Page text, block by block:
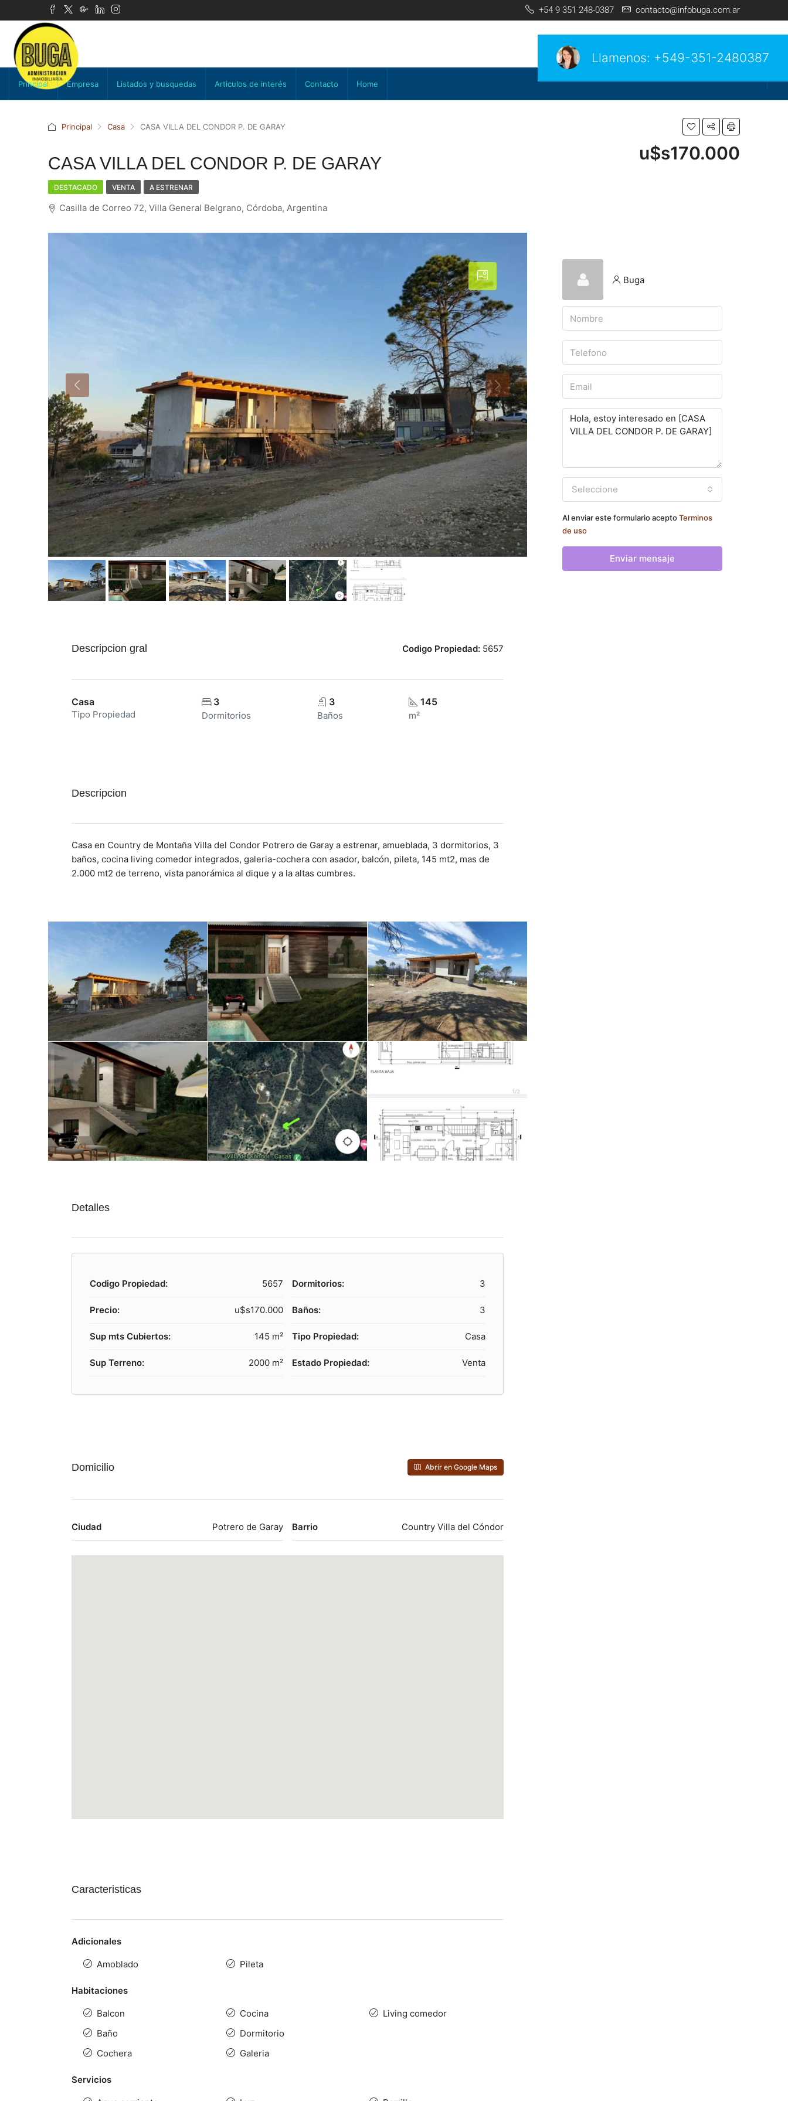
+54 9 351 248-0387 contacto@infobuga.com.ar
Llamenos: +549-351-2480387
Principal Empresa Listados y busquedas Articulos de interés Contacto Home
Principal Casa CASA VILLA DEL CONDOR P. DE GARAY
CASA VILLA DEL CONDOR P. DE GARAY u$s170.000
DESTACADO VENTA A ESTRENAR
Casilla de Correo 72, Villa General Belgrano, Córdoba, Argentina
Descripcion gral Codigo Propiedad: 5657
Casa
Tipo Propiedad
3
Dormitorios
3
Baños
145
m²
Descripcion
Casa en Country de Montaña Villa del Condor Potrero de Garay a estrenar, amueblada, 3 dormitorios, 3
baños, cocina living comedor integrados, galeria-cochera con asador, balcón, pileta, 145 mt2, mas de
2.000 mt2 de terreno, vista panorámica al dique y a la altas cumbres.
Detalles
Codigo Propiedad: 5657
Precio: u$s170.000
Sup mts Cubiertos: 145 m²
Sup Terreno: 2000 m²
Dormitorios: 3
Baños: 3
Tipo Propiedad: Casa
Estado Propiedad: Venta
Domicilio Abrir en Google Maps
Ciudad Potrero de Garay Barrio Country Villa del Cóndor
Caracteristicas
Adicionales
Amoblado Pileta
Habitaciones
Balcon
Baño
Cochera
Cocina
Dormitorio
Galeria
Living comedor
Servicios
Buga
Seleccione
Al enviar este formulario aceptoTerminos
de uso
Enviar mensaje